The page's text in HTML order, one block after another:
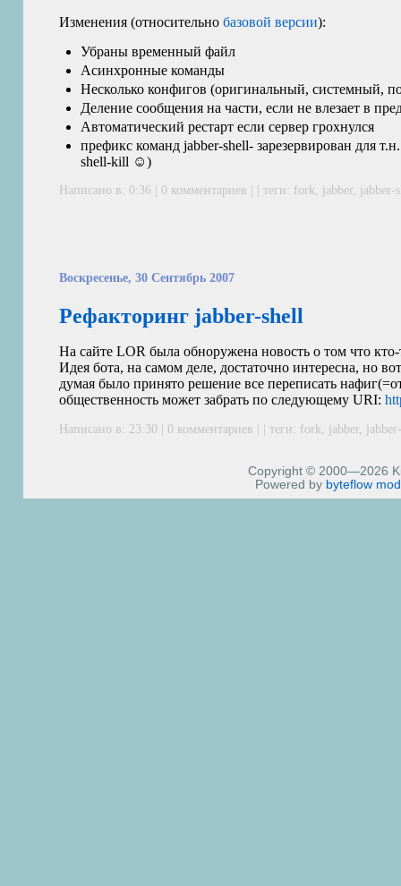
Изменения (относительнобазовой версии):
Убраны временный файл
Асинхронные команды
Несколько конфигов (оригинальный, системный,
Деление сообщения на части, если не влезает в
Автоматический рестарт если сервер грохнулся
префикс команд jabber-shell- зарезервирован для
shell-kill ☺)
Написано в: 0:36 | 0 комментариев | | теги: fork jabber, jabber-
Воскресенье, 30 Сентябрь 2007
Рефакторинг jabber-shell
На сайтеLOR была обноружена новость о том что
Идея бота, на самом деле, достаточно интересна, но
думая было принято решение все переписать
общественность может забрать по следующемуURI:
Написано в: 23:30 | 0 комментариев | | теги: fork jabber,
Copyright © 2000—2026
Powered by byteflow